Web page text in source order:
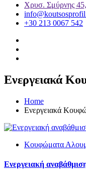
Χρυσ. Σμύρνης 45,
+30 213 0067 542
Ενεργειακά
Home
Ενεργειακά
Κουφώματα
Ενεργειακή